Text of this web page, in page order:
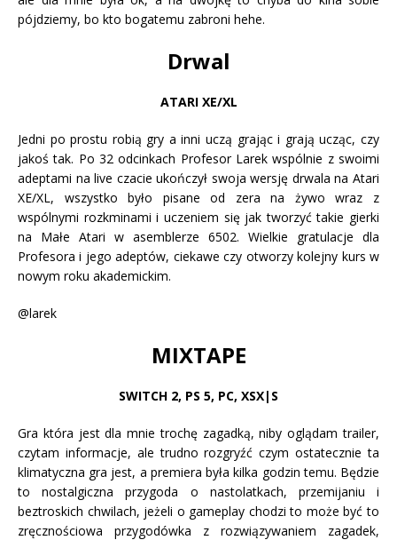
pójdziemy, bo kto bogatemu zabroni hehe.
Drwal
ATARI XE/XL
Jedni po prostu robią gry a inni uczą grając i grają ucząc, czy
jakoś tak. Po 32 odcinkach Profesor Larek wspólnie z swoimi
adeptami na live czacie ukończył swoja wersję drwala na Atari
XE/XL, wszystko było pisane od zera na żywo wraz z
wspólnymi rozkminami i uczeniem się jak tworzyć takie gierki
na Małe Atari w asemblerze 6502. Wielkie gratulacje dla
Profesora i jego adeptów, ciekawe czy otworzy kolejny kurs w
nowym roku akademickim.
@larek
MIXTAPE
SWITCH 2, PS 5, PC, XSX|S
Gra która jest dla mnie trochę zagadką, niby oglądam trailer,
czytam informacje, ale trudno rozgryźć czym ostatecznie ta
klimatyczna gra jest, a premiera była kilka godzin temu. Będzie
to nostalgiczna przygoda o nastolatkach, przemijaniu i
beztroskich chwilach, jeżeli o gameplay chodzi to może być to
zręcznościowa przygodówka z rozwiązywaniem zagadek,